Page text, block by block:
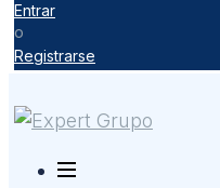
Entrar
o
Registrarse